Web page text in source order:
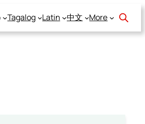
Tagalog Latin 中文 More